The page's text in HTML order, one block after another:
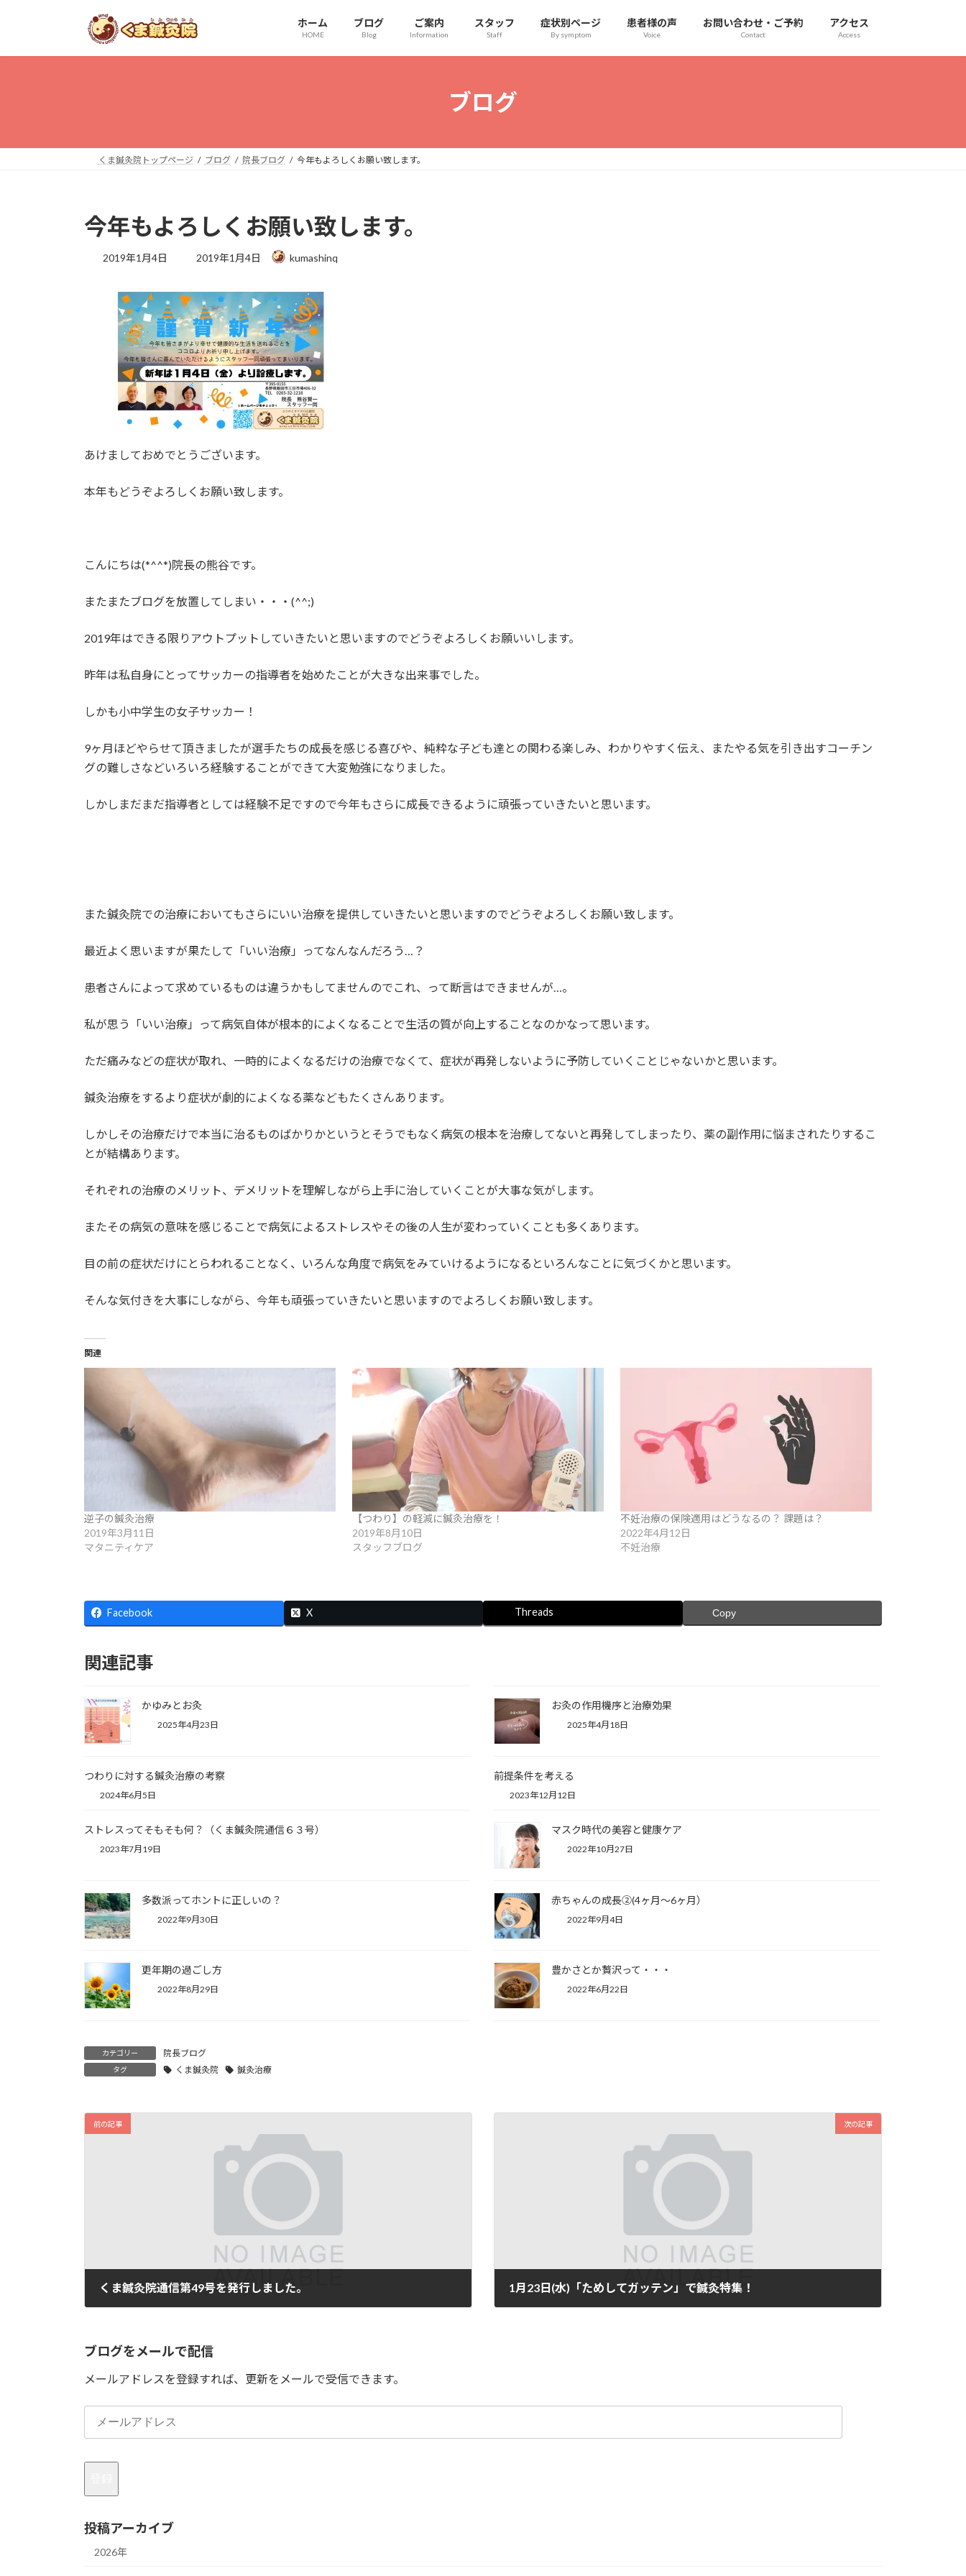
ン
ッ
ー
移
ホーム
HOME
ブログ
Blog
ご案内
Information
スタッフ
Staff
症状別ページ
By symptom
患者様の声
Voice
お問い合わせ・ご予約
Contact
アクセス
Access
ブログ
くま鍼灸院トップページ ブログ 院長ブログ 今年もよろしくお願い致します。
今年もよろしくお願い致します。
2019年1月4日
最
新
日
時
:
2019年1月4日 kumashinq
あけましておめでとうございます。
本年もどうぞよろしくお願い致します。
こんにちは(*^^*)院長の熊谷です。
またまたブログを放置してしまい・・・(^^;)
2019年はできる限りアウトプットしていきたいと思いますのでどうぞよろしくお願いいします。
昨年は私自身にとってサッカーの指導者を始めたことが大きな出来事でした。
しかも小中学生の女子サッカー！
9ヶ月ほどやらせて頂きましたが選手たちの成長を感じる喜びや、純粋な子ども達との関わる楽しみ、わかりやすく伝え、またやる気を引き出すコーチン
グの難しさなどいろいろ経験することができて大変勉強になりました。
しかしまだまだ指導者としては経験不足ですので今年もさらに成長できるように頑張っていきたいと思います。
また鍼灸院での治療においてもさらにいい治療を提供していきたいと思いますのでどうぞよろしくお願い致します。
最近よく思いますが果たして「いい治療」ってなんなんだろう…？
患者さんによって求めているものは違うかもしてませんのでこれ、って断言はできませんが…。
私が思う「いい治療」って病気自体が根本的によくなることで生活の質が向上することなのかなって思います。
ただ痛みなどの症状が取れ、一時的によくなるだけの治療でなくて、症状が再発しないように予防していくことじゃないかと思います。
鍼灸治療をするより症状が劇的によくなる薬などもたくさんあります。
しかしその治療だけで本当に治るものばかりかというとそうでもなく病気の根本を治療してないと再発してしまったり、薬の副作用に悩まされたりするこ
とが結構あります。
それぞれの治療のメリット、デメリットを理解しながら上手に治していくことが大事な気がします。
またその病気の意味を感じることで病気によるストレスやその後の人生が変わっていくことも多くあります。
目の前の症状だけにとらわれることなく、いろんな角度で病気をみていけるようになるといろんなことに気づくかと思います。
そんな気付きを大事にしながら、今年も頑張っていきたいと思いますのでよろしくお願い致します。
関連
逆子の鍼灸治療
2019年3月11日
マタニティケア
【つわり】の軽減に鍼灸治療を！
2019年8月10日
スタッフブログ
不妊治療の保険適用はどうなるの？ 課題は？
2022年4月12日
不妊治療
Facebook X Threads Copy
関連記事
かゆみとお灸
2025年4月23日
お灸の作用機序と治療効果
2025年4月18日
つわりに対する鍼灸治療の考察
2024年6月5日
前提条件を考える
2023年12月12日
ストレスってそもそも何？（くま鍼灸院通信６３号）
2023年7月19日
マスク時代の美容と健康ケア
2022年10月27日
多数派ってホントに正しいの？
2022年9月30日
赤ちゃんの成長②(4ヶ月～6ヶ月）
2022年9月4日
更年期の過ごし方
2022年8月29日
豊かさとか贅沢って・・・
2022年6月22日
カテゴリー 院長ブログ
タグ くま鍼灸院 鍼灸治療
前の記事
くま鍼灸院通信第49号を発行しました。
次の記事
1月23日(水)「ためしてガッテン」で鍼灸特集！
ブログをメールで配信
メールアドレスを登録すれば、更新をメールで受信できます。
ー
ド
ス
投稿アーカイブ
2026年